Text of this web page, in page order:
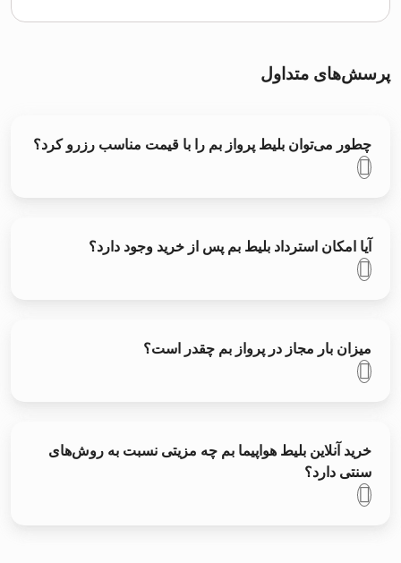
پرسش‌های متداول
چطور می‌توان بلیط پرواز بم را با قیمت مناسب رزرو کرد؟
آیا امکان استرداد بلیط بم پس از خرید وجود دارد؟
میزان بار مجاز در پرواز بم چقدر است؟
خرید آنلاین بلیط هواپیما بم چه مزیتی نسبت به روش‌های
سنتی دارد؟